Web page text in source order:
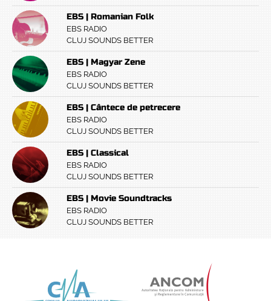
EBS | Romanian Folk
EBS RADIO
CLUJ SOUNDS BETTER
EBS | Magyar Zene
EBS RADIO
CLUJ SOUNDS BETTER
EBS | Cântece de petrecere
EBS RADIO
CLUJ SOUNDS BETTER
EBS | Classical
EBS RADIO
CLUJ SOUNDS BETTER
EBS | Movie Soundtracks
EBS RADIO
CLUJ SOUNDS BETTER